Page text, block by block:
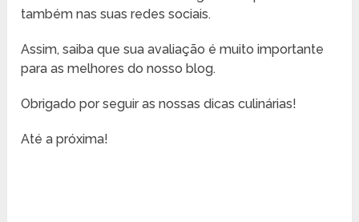
também nas suas redes sociais.
Assim, saiba que sua avaliação é muito importante
para as melhores do nosso blog.
Obrigado por seguir as nossas dicas culinárias!
Até a próxima!